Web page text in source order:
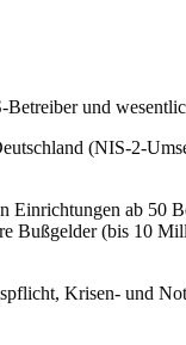
und
(NIS-2-
Einrichtungen ab 50
Bußgelder (bis 10
Krisen- und